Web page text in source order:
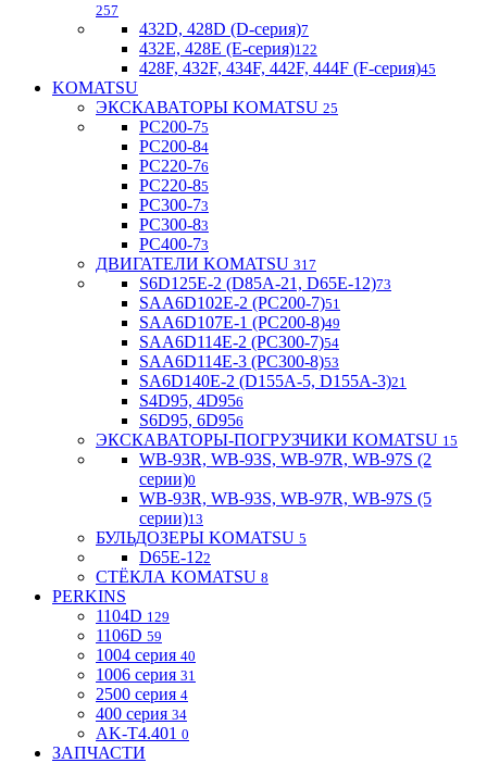
257
432D, 428D (D-серия)7
432E, 428E (E-серия)122
428F, 432F, 434F, 442F, 444F (F-серия)45
KOMATSU
ЭКСКАВАТОРЫ KOMATSU 25
PC200-75
PC200-84
PC220-76
PC220-85
PC300-73
PC300-83
PC400-73
ДВИГАТЕЛИ KOMATSU 317
S6D125E-2 (D85A-21, D65E-12)73
SAA6D102E-2 (PC200-7)51
SAA6D107E-1 (PC200-8)49
SAA6D114E-2 (PC300-7)54
SAA6D114E-3 (PC300-8)53
SA6D140E-2 (D155A-5, D155A-3)21
S4D95, 4D956
S6D95, 6D956
ЭКСКАВАТОРЫ-ПОГРУЗЧИКИ KOMATSU 15
WB-93R, WB-93S, WB-97R, WB-97S (2
серии)0
WB-93R, WB-93S, WB-97R, WB-97S (5
серии)13
БУЛЬДОЗЕРЫ KOMATSU 5
D65E-122
СТЁКЛА KOMATSU 8
PERKINS
1104D 129
1106D 59
1004 серия 40
1006 серия 31
2500 серия 4
400 серия 34
AK-T4.401 0
ЗАПЧАСТИ